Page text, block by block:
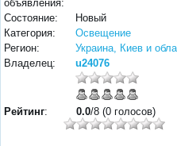
объявления:
Состояние:
Новый
Категория:
Освещение
Регион:
Украина, Киев и
Владелец:
u24076
Рейтинг: 0.0/8 (0 голосов)